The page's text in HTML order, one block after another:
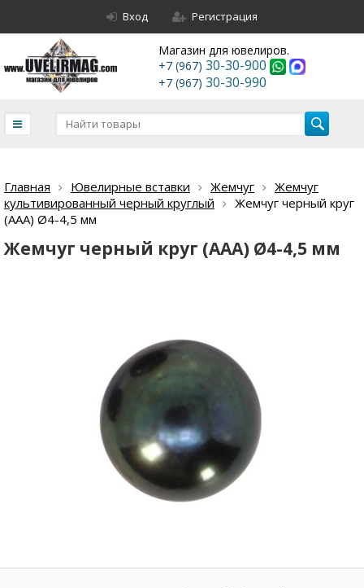
Вход Регистрация
Магазин для ювелиров.
+7 (967) 30-30-900
+7 (967) 30-30-990
Главная Ювелирные вставки Жемчуг
Жемчуг
культивированный черный круглый
Жемчуг черный круг
(ААА) Ø4-4,5 мм
Жемчуг черный круг (ААА) Ø4-4,5 мм